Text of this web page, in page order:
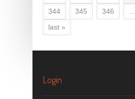
344
345 346
last »
Login